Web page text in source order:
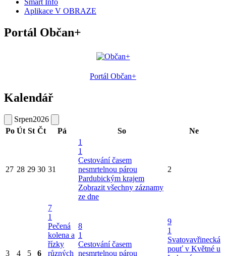
Aplikace V OBRAZE
Portál Občan+
Portál Občan+
Kalendář
Srpen2026
Po Út St Čt Pá So Ne
27 28 29 30 31
1
1
Cestování časem
nesmrtelnou párou
Pardubickým krajem
Zobrazit všechny záznamy
ze dne
2
3 4 5 6
7
1
Pečená
kolena a
řízky
různých
8
1
Cestování časem
nesmrtelnou párou
9
1
Svatovavřinecká
pouť v Květné u